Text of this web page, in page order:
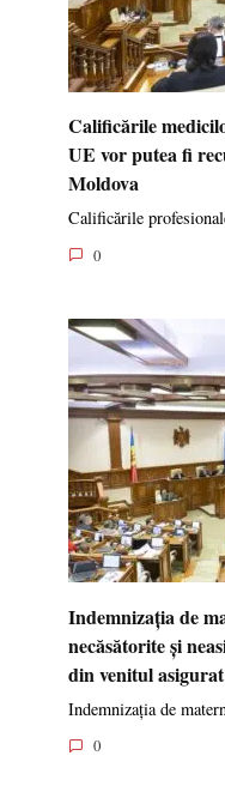
Calificările
UE vor putea fi
Moldova
Calificările
0
Indemnizația de
necăsătorite și
din venitul
Indemnizația de
0